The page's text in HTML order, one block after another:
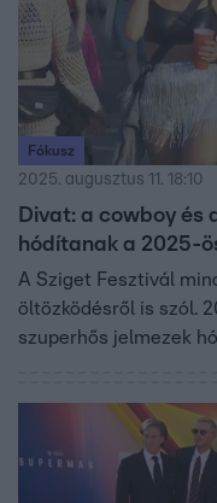
Fókusz
2025. augusztus 11. 18:10
Divat: a cowboy és
hódítanak a 2025-
A Sziget Fesztivál
öltözködésről is szól.
szuperhős jelmezek